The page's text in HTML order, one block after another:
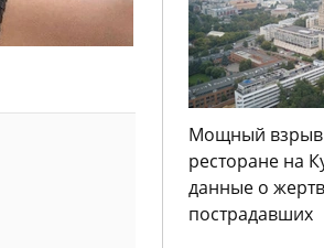
Мощный взрыв
ресторане на
данные о
пострадавших